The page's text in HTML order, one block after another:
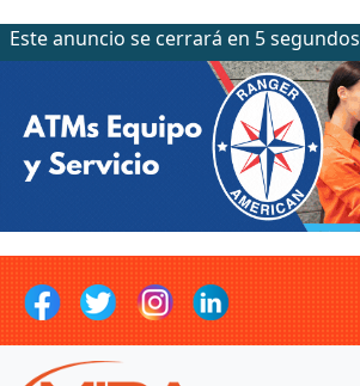
Este anuncio se cerrará en 2 segundos